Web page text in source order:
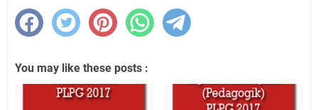
You may like these posts :